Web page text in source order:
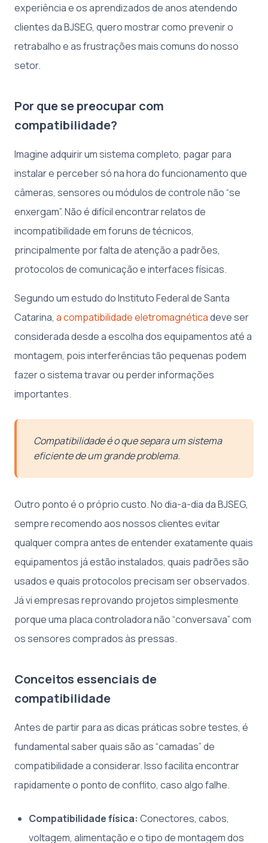
experiência e os aprendizados de anos atendendo
clientes da BJSEG, quero mostrar como prevenir o
retrabalho e as frustrações mais comuns do nosso
setor.
Por que se preocupar com
compatibilidade?
Imagine adquirir um sistema completo, pagar para
instalar e perceber só na hora do funcionamento que
câmeras, sensores ou módulos de controle não “se
enxergam”. Não é difícil encontrar relatos de
incompatibilidade em foruns de técnicos,
principalmente por falta de atenção a padrões,
protocolos de comunicação e interfaces físicas.
Segundo um estudo do Instituto Federal de Santa
Catarina, a compatibilidade eletromagnéticadeve ser
considerada desde a escolha dos equipamentos até a
montagem, pois interferências tão pequenas podem
fazer o sistema travar ou perder informações
importantes.
Compatibilidade é o que separa um sistema
eficiente de um grande problema.
Outro ponto é o próprio custo. No dia-a-dia da BJSEG,
sempre recomendo aos nossos clientes evitar
qualquer compra antes de entender exatamente quais
equipamentos já estão instalados, quais padrões são
usados e quais protocolos precisam ser observados.
Já vi empresas reprovando projetos simplesmente
porque uma placa controladora não “conversava” com
os sensores comprados às pressas.
Conceitos essenciais de
compatibilidade
Antes de partir para as dicas práticas sobre testes, é
fundamental saber quais são as “camadas” de
compatibilidade a considerar. Isso facilita encontrar
rapidamente o ponto de conflito, caso algo falhe.
Compatibilidade física: Conectores, cabos,
voltagem, alimentação e o tipo de montagem dos